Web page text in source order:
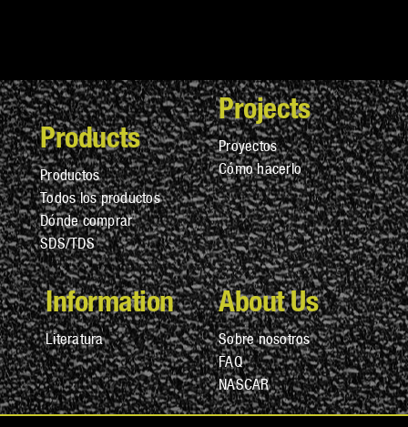
Products
Productos
Todos los productos
Dónde comprar
SDS/TDS
Projects
Proyectos
Cómo hacerlo
Information
Literatura
About Us
Sobre nosotros
FAQ
NASCAR